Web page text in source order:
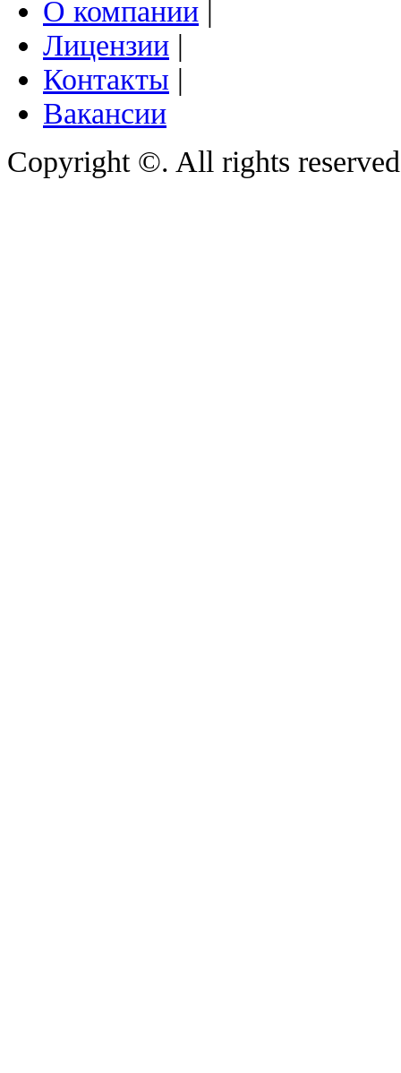
О компании
Лицензии |
Контакты |
Вакансии
Copyright ©. All rights